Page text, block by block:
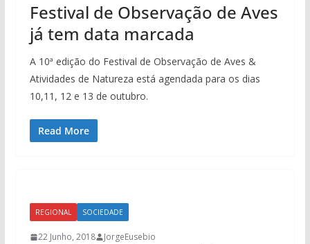
Festival de Observação de Aves
já tem data marcada
A 10ª edição do Festival de Observação de Aves &
Atividades de Natureza está agendada para os dias
10,11, 12 e 13 de outubro.
Read More
REGIONAL SOCIEDADE
22 Junho, 2018
JorgeEusebio